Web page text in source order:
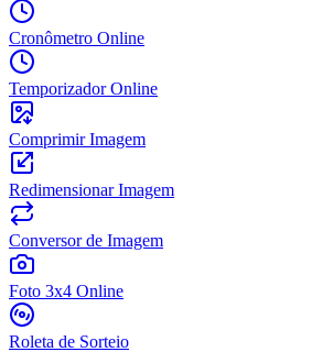
Cronômetro Online
Temporizador Online
Comprimir Imagem
Redimensionar Imagem
Conversor de Imagem
Foto 3x4 Online
Roleta de Sorteio